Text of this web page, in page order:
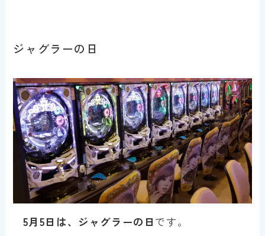
ジャグラーの日
5月5日は、ジャグラーの日 です。